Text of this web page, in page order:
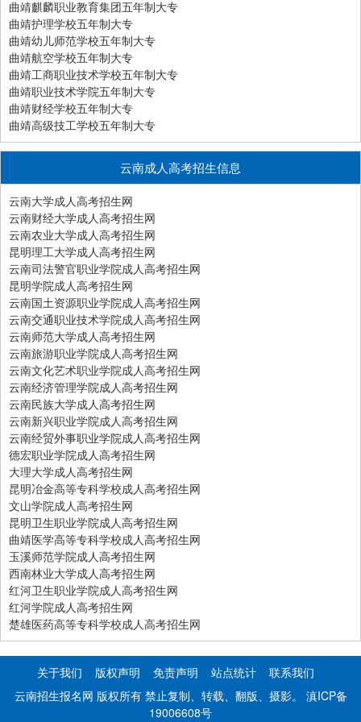
曲靖麒麟职业教育集团五年制大专
曲靖护理学校五年制大专
曲靖幼儿师范学校五年制大专
曲靖航空学校五年制大专
曲靖工商职业技术学校五年制大专
曲靖职业技术学院五年制大专
曲靖财经学校五年制大专
曲靖高级技工学校五年制大专
云南成人高考招生信息
云南大学成人高考招生网
云南财经大学成人高考招生网
云南农业大学成人高考招生网
昆明理工大学成人高考招生网
云南司法警官职业学院成人高考招生网
昆明学院成人高考招生网
云南国土资源职业学院成人高考招生网
云南交通职业技术学院成人高考招生网
云南师范大学成人高考招生网
云南旅游职业学院成人高考招生网
云南文化艺术职业学院成人高考招生网
云南经济管理学院成人高考招生网
云南民族大学成人高考招生网
云南新兴职业学院成人高考招生网
云南经贸外事职业学院成人高考招生网
德宏职业学院成人高考招生网
大理大学成人高考招生网
昆明冶金高等专科学校成人高考招生网
文山学院成人高考招生网
昆明卫生职业学院成人高考招生网
曲靖医学高等专科学校成人高考招生网
玉溪师范学院成人高考招生网
西南林业大学成人高考招生网
红河卫生职业学院成人高考招生网
红河学院成人高考招生网
楚雄医药高等专科学校成人高考招生网
关于我们 版权声明 免责声明 站点统计
联系我们
云南招生报名网 版权所有 禁止复制、转载、翻版、摄影。 滇ICP备
19006608号